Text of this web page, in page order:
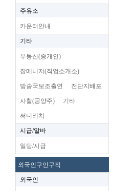
주유소
카운터안내
기타
부동산(중개인)
잡메니저(직업소개소)
방송국보조출연 전단지배포
사찰(공양주) 기타
써니리치
시급/알바
일당/시급
외국인구인구직
외국인